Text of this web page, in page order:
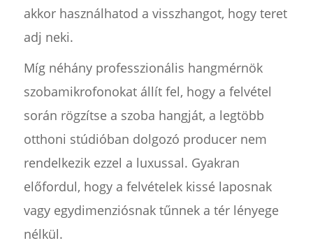
akkor használhatod a visszhangot, hogy teret
adj neki.
Míg néhány professzionális hangmérnök
szobamikrofonokat állít fel, hogy a felvétel
során rögzítse a szoba hangját, a legtöbb
otthoni stúdióban dolgozó producer nem
rendelkezik ezzel a luxussal. Gyakran
előfordul, hogy a felvételek kissé laposnak
vagy egydimenziósnak tűnnek a tér lényege
nélkül.